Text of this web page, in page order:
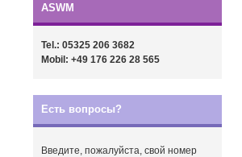
ASWM
Tel.: 05325 206 3682
Mobil: +49 176 226 28 565
Есть вопросы?
Введите, пожалуйста, свой номер